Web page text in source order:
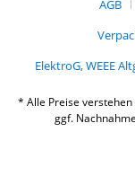
AGB
ElektroG, WEEE
* Alle Preise
ggf.